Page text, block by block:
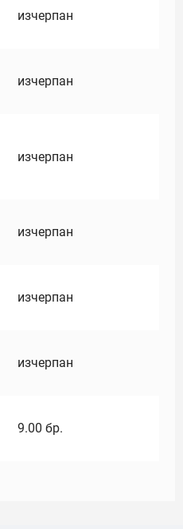
изчерпан
изчерпан
изчерпан
изчерпан
изчерпан
изчерпан
9.00 бр.